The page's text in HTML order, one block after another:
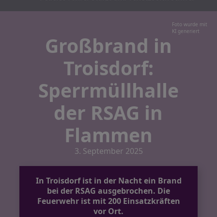
Foto wurde mit
KI generiert
Großbrand in
Troisdorf:
Sperrmüllhalle
der RSAG in
Flammen
3. September 2025
In Troisdorf ist in der Nacht ein Brand
bei der RSAG ausgebrochen. Die
Feuerwehr ist mit 200 Einsatzkräften
vor Ort.